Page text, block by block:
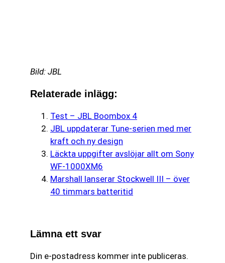
Bild: JBL
Relaterade inlägg:
Test – JBL Boombox 4
JBL uppdaterar Tune-serien med mer
kraft och ny design
Läckta uppgifter avslöjar allt om Sony
WF-1000XM6
Marshall lanserar Stockwell III – över
40 timmars batteritid
Lämna ett svar
Din e-postadress kommer inte publiceras.